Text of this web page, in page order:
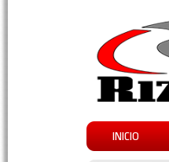
INICIO